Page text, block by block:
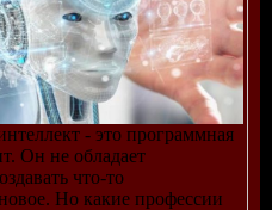
- это программная
Он не обладает
что-то
Но какие профессии